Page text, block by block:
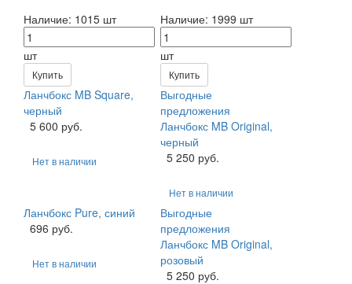
Наличие: 1015 шт
шт
Купить
Наличие: 1999 шт
шт
Купить
Ланчбокс MB Square,
черный
5 600 руб.
Нет в наличии
Выгодные
предложения
Ланчбокс MB Original,
черный
5 250 руб.
Нет в наличии
Ланчбокс Pure, синий
696 руб.
Нет в наличии
Выгодные
предложения
Ланчбокс MB Original,
розовый
5 250 руб.